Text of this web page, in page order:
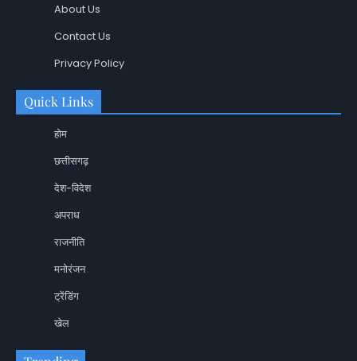
About Us
Contact Us
Privacy Policy
Quick Links
होम
छत्तीसगढ़
देश-विदेश
अपराध
राजनीति
मनोरंजन
ट्रेंडिंग
खेल